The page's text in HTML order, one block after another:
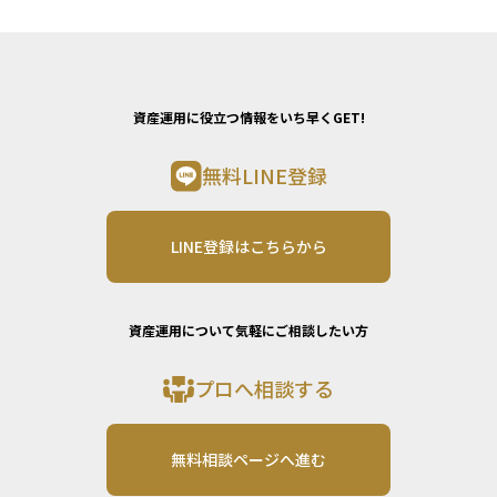
資産運用に役立つ情報をいち早くGET!
無料LINE登録
LINE登録はこちらから
資産運用について気軽にご相談したい方
プロへ相談する
無料相談ページへ進む